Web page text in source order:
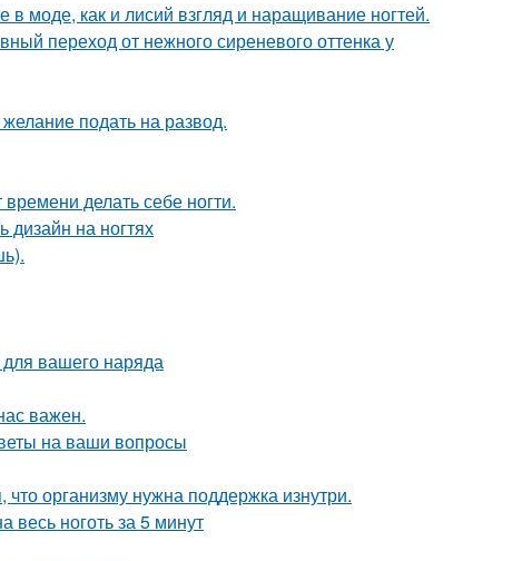
моде, как и лисий взгляд и наращивание ногтей.
переход от нежного сиреневого оттенка у
подать на развод.
делать себе ногти.
дизайн на ногтях
вашего наряда
важен.
на ваши вопросы
организму нужна поддержка изнутри.
весь ноготь за 5 минут